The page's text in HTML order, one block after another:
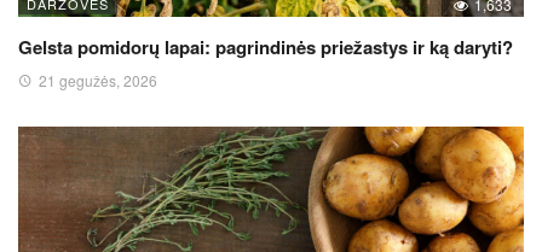
Gelsta pomidorų lapai: pagrindinės priežastys ir ką daryti?
21 gegužės, 2026